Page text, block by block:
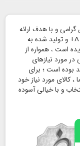
و با هدف ارائه
کالاهایی با کیفیت تولید شده با مواد اولیه درجه A+ و تولید شده به
است ، همواره از
در مورد نیازهای
بوده است ؛ برای
، کالای مورد نیاز خود
و با خیالی آسوده